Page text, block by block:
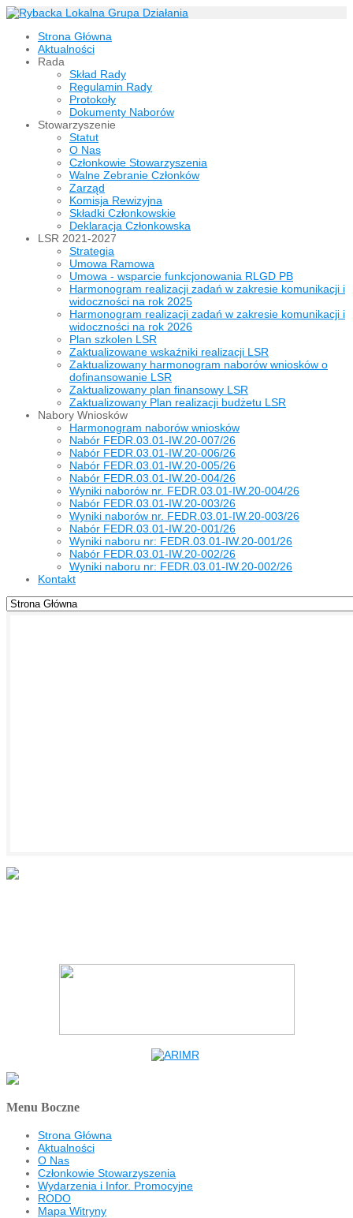
Strona Główna
Aktualności
Rada
Skład Rady
Regulamin Rady
Protokoły
Dokumenty Naborów
Stowarzyszenie
Statut
O Nas
Członkowie Stowarzyszenia
Walne Zebranie Członków
Zarząd
Komisja Rewizyjna
Składki Członkowskie
Deklaracja Członkowska
LSR 2021-2027
Strategia
Umowa Ramowa
Umowa - wsparcie funkcjonowania RLGD PB
Harmonogram realizacji zadań w zakresie komunikacji i
widoczności na rok 2025
Harmonogram realizacji zadań w zakresie komunikacji i
widoczności na rok 2026
Plan szkolen LSR
Zaktualizowane wskaźniki realizacji LSR
Zaktualizowany harmonogram naborów wniosków o
dofinansowanie LSR
Zaktualizowany plan finansowy LSR
Zaktualizowany Plan realizacji budżetu LSR
Nabory Wniosków
Harmonogram naborów wniosków
Nabór FEDR.03.01-IW.20-007/26
Nabór FEDR.03.01-IW.20-006/26
Nabór FEDR.03.01-IW.20-005/26
Nabór FEDR.03.01-IW.20-004/26
Wyniki naborów nr. FEDR.03.01-IW.20-004/26
Nabór FEDR.03.01-IW.20-003/26
Wyniki naborów nr. FEDR.03.01-IW.20-003/26
Nabór FEDR.03.01-IW.20-001/26
Wyniki naboru nr: FEDR.03.01-IW.20-001/26
Nabór FEDR.03.01-IW.20-002/26
Wyniki naboru nr: FEDR.03.01-IW.20-002/26
Kontakt
Menu Boczne
Strona Główna
Aktualności
O Nas
Członkowie Stowarzyszenia
Wydarzenia i Infor. Promocyjne
RODO
Mapa Witryny